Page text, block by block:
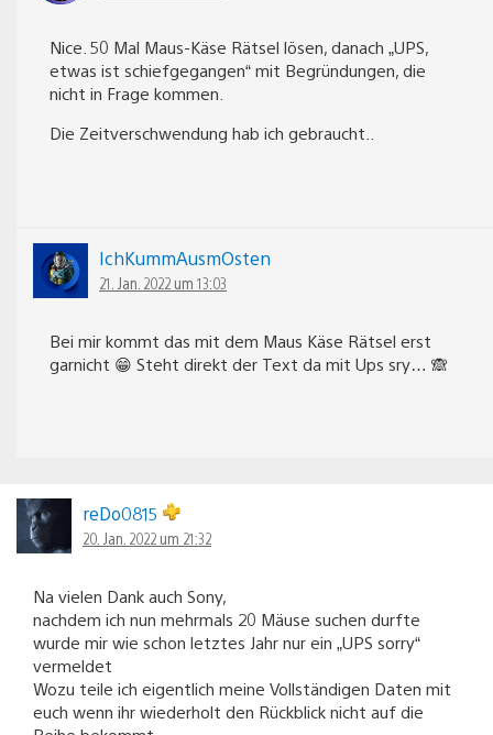
Nice. 50 Mal Maus-Käse Rätsel lösen, danach „UPS,
etwas ist schiefgegangen“ mit Begründungen, die
nicht in Frage kommen.
Die Zeitverschwendung hab ich gebraucht..
IchKummAusmOsten
21. Jan. 2022 um 13:03
Bei mir kommt das mit dem Maus Käse Rätsel erst
garnicht 😁 Steht direkt der Text da mit Ups sry… 🙈
reDo0815
20. Jan. 2022 um 21:32
Na vielen Dank auch Sony,
nachdem ich nun mehrmals 20 Mäuse suchen durfte
wurde mir wie schon letztes Jahr nur ein „UPS sorry“
vermeldet
Wozu teile ich eigentlich meine Vollständigen Daten mit
euch wenn ihr wiederholt den Rückblick nicht auf die